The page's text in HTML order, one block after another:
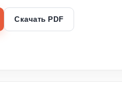
Скачать PDF